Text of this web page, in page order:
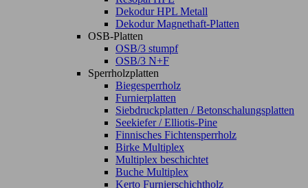
Dekodur HPL Metall
Dekodur Magnethaft-Platten
OSB-Platten
OSB/3 stumpf
OSB/3 N+F
Sperrholzplatten
Biegesperrholz
Furnierplatten
Siebdruckplatten / Betonschalungsplatten
Seekiefer / Elliotis-Pine
Finnisches Fichtensperrholz
Birke Multiplex
Multiplex beschichtet
Buche Multiplex
Kerto Furnierschichtholz